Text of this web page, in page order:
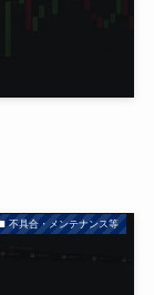
不具合・メンテナンス等